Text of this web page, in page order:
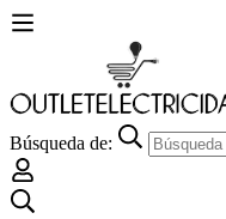
Búsqueda de: